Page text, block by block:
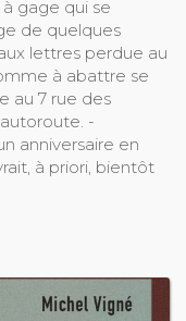
gage qui se
de quelques
lettres perdue au
à abattre se
au 7 rue des
-
anniversaire en
à priori, bientôt